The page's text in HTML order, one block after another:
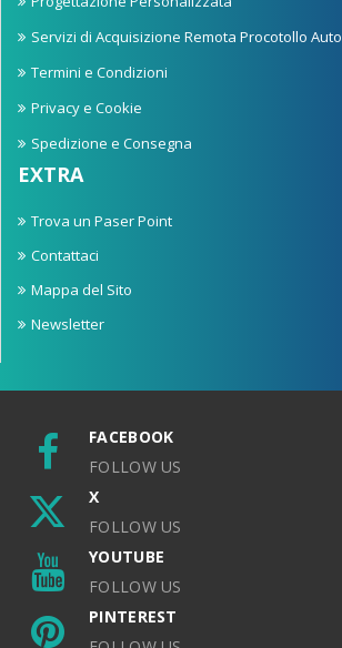
Servizi di Acquisizione Remota Procotollo Auto
Termini e Condizioni
Privacy e Cookie
Spedizione e Consegna
EXTRA
Trova un Paser Point
Contattaci
Mappa del Sito
Newsletter
FACEBOOK
FOLLOW US
X
FOLLOW US
YOUTUBE
FOLLOW US
PINTEREST